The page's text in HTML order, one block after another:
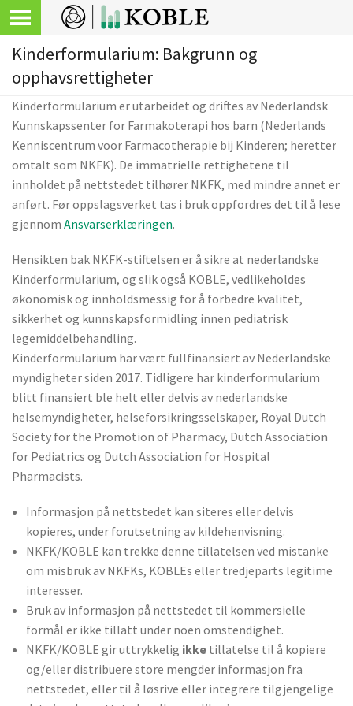
Kinderformularium: Bakgrunn og
opphavsrettigheter
Kinderformularium er utarbeidet og driftes av Nederlandsk
Kunnskapssenter for Farmakoterapi hos barn (Nederlands
Kenniscentrum voor Farmacotherapie bij Kinderen; heretter
omtalt som NKFK). De immatrielle rettighetene til
innholdet på nettstedet tilhører NKFK, med mindre annet er
anført. Før oppslagsverket tas i bruk oppfordres det til å lese
gjennom Ansvarserklæringen.
Hensikten bak NKFK-stiftelsen er å sikre at nederlandske
Kinderformularium, og slik også KOBLE, vedlikeholdes
økonomisk og innholdsmessig for å forbedre kvalitet,
sikkerhet og kunnskapsformidling innen pediatrisk
legemiddelbehandling.
Kinderformularium har vært fullfinansiert av Nederlandske
myndigheter siden 2017. Tidligere har kinderformularium
blitt finansiert ble helt eller delvis av nederlandske
helsemyndigheter, helseforsikringsselskaper, Royal Dutch
Society for the Promotion of Pharmacy, Dutch Association
for Pediatrics og Dutch Association for Hospital
Pharmacists.
Informasjon på nettstedet kan siteres eller delvis
kopieres, under forutsetning av kildehenvisning.
NKFK/KOBLE kan trekke denne tillatelsen ved mistanke
om misbruk av NKFKs, KOBLEs eller tredjeparts legitime
interesser.
Bruk av informasjon på nettstedet til kommersielle
formål er ikke tillatt under noen omstendighet.
NKFK/KOBLE gir uttrykkelig ikketillatelse til å kopiere
og/eller distribuere store mengder informasjon fra
nettstedet, eller til å løsrive eller integrere tilgjengelige